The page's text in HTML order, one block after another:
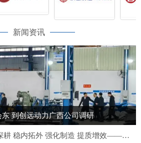
新闻资讯
到创远动力广西公司调研
聚力深耕 稳内拓外 强化制造 提质增效——创远动力隆重召开2025年度工作总结大会